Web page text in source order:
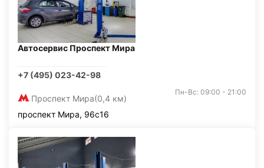
Автосервис Проспект Мира
+7 (495) 023-42-98
Проспект Мира(0,4 км)
Пн-Вс: 09:00 - 21:00
проспект Мира, 96с16